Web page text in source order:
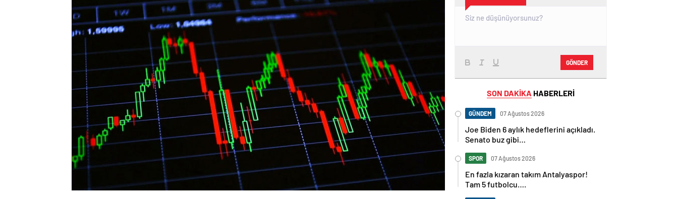
GÖNDER
SON DAKİKA HABERLERİ
GÜNDEM 07 Ağustos 2026
Joe Biden 6 aylık hedeflerini açıkladı.
Senato buz gibi…
SPOR 07 Ağustos 2026
En fazla kızaran takım Antalyaspor!
Tam 5 futbolcu….